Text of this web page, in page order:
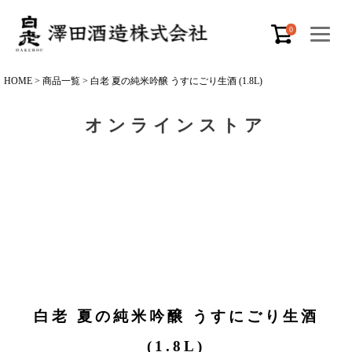
0
HOME 商品一覧 白老 夏の純米吟醸 うすにごり生酒 (1.8L)
オンラインストア
白老 夏の純米吟醸 うすにごり生酒
(1.8L)